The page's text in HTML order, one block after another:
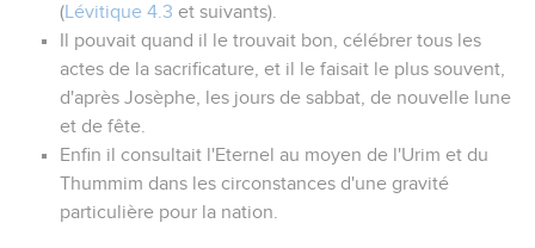
(Lévitique 4.3 et suivants).
Il pouvait quand il le trouvait bon, célébrer tous les
actes de la sacrificature, et il le faisait le plus souvent,
d'après Josèphe, les jours de sabbat, de nouvelle lune
et de fête.
Enfin il consultait l'Eternel au moyen de l'Urim et du
Thummim dans les circonstances d'une gravité
particulière pour la nation.